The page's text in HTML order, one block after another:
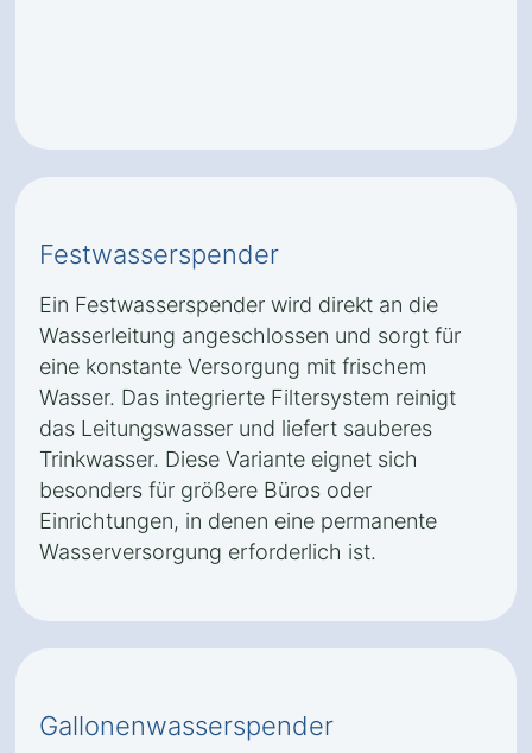
Festwasserspender
Ein Festwasserspender wird direkt an die
Wasserleitung angeschlossen und sorgt für
eine konstante Versorgung mit frischem
Wasser. Das integrierte Filtersystem reinigt
das Leitungswasser und liefert sauberes
Trinkwasser. Diese Variante eignet sich
besonders für größere Büros oder
Einrichtungen, in denen eine permanente
Wasserversorgung erforderlich ist.
Gallonenwasserspender